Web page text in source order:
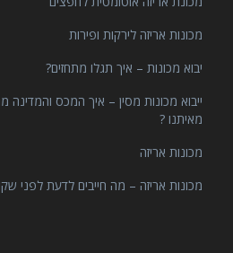
מכונות אריזה לירקות ופירות
יבוא מכונות – איך תגלו מתחזים?
ייבוא מכונות מסין – איך המכס והמדינה
מאיתנו ?
מכונות אריזה
מכונות אריזה – מה חייבים לדעת לפני